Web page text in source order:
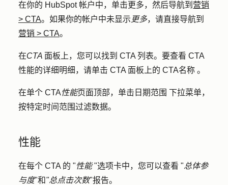
在你的 HubSpot 帐户中，单击更多，然后导航到 营销
> CTA。如果你的帐户中未显示 更多，请直接导航到
营销 > CTA。
在CTA 面板上，您可以找到 CTA 列表。要查看 CTA
性能的详细明细，请单击 CTA 面板上的 CTA名称 。
在单个 CTA性能页面顶部，单击 日期范围 下拉菜单，
按特定时间范围过滤数据。
性能
在每个 CTA 的 "性能"选项卡中，您可以查看 "总体参
与度"和"总点击次数"报告。